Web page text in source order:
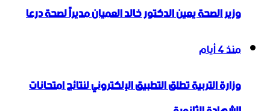
وزير الصحة يعين الدكتور خالد العميان مديراً لصحة درعا
منذ 4 أيام
وزارة التربية تطلق التطبيق الإلكتروني لنتائج امتحانات